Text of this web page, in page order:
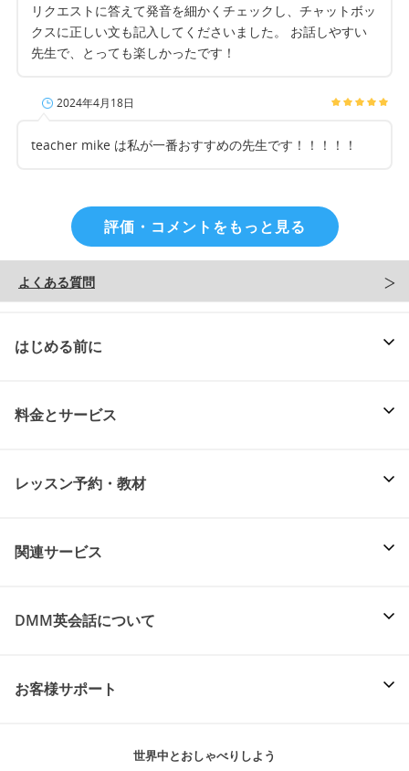
リクエストに答えて発音を細かくチェックし、チャットボッ
クスに正しい文も記入してくださいました。 お話しやすい
先生で、とっても楽しかったです！
2024年4月18日
teacher mike は私が一番おすすめの先生です！！！！！
評価・コメントをもっと見る
よくある質問
はじめる前に
料金とサービス
レッスン予約・教材
関連サービス
DMM英会話について
お客様サポート
世界中とおしゃべりしよう